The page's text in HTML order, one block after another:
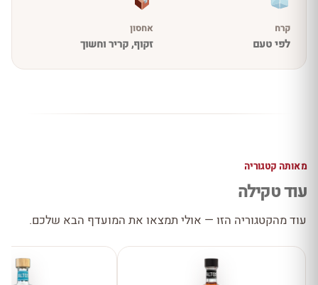
קרח
לפי טעם
אחסון
זקוף, קריר וחשוך
מאותה קטגוריה
עוד טקילה
עוד מהקטגוריה הזו — אולי תמצאו את המועדף הבא שלכם.